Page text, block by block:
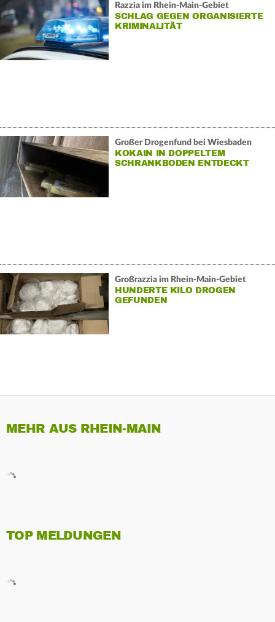
Razzia im Rhein-Main-Gebiet
SCHLAG GEGEN ORGANISIERTE
KRIMINALITÄT
Großer Drogenfund bei Wiesbaden
KOKAIN IN DOPPELTEM
SCHRANKBODEN ENTDECKT
Großrazzia im Rhein-Main-Gebiet
HUNDERTE KILO DROGEN
GEFUNDEN
MEHR AUS RHEIN-MAIN
TOP MELDUNGEN